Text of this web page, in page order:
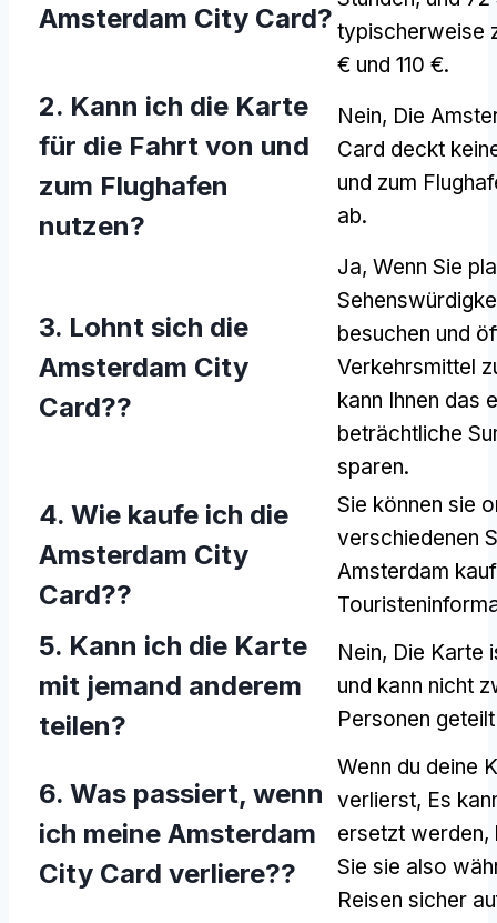
Amsterdam City Card? typischerweise
€ und 110 €.
2. Kann ich die Karte
für die Fahrt von und
zum Flughafen
nutzen?
Nein, Die
Card deckt
und zum
ab.
3. Lohnt sich die
Amsterdam City
Card??
Ja, Wenn Sie
besuchen und
Verkehrsmittel
kann Ihnen das
beträchtliche
sparen.
4. Wie kaufe ich die
Amsterdam City
Card??
Sie können sie
verschiedenen
Amsterdam
5. Kann ich die Karte
mit jemand anderem
teilen?
Nein, Die Karte
und kann nicht
Personen
6. Was passiert, wenn
ich meine Amsterdam
City Card verliere??
Wenn du deine
verlierst, Es
ersetzt werden,
Sie sie also
Reisen sicher